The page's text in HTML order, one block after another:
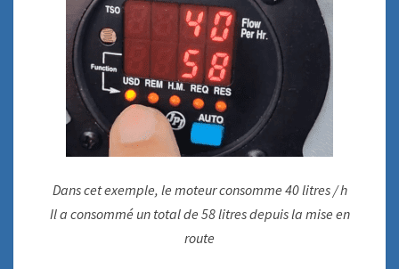
Dans cet exemple, le moteur consomme 40 litres / h
Il a consommé un total de 58 litres depuis la mise en
route